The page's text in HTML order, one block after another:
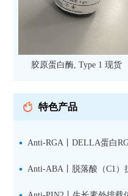
胶原蛋白酶, Type 1 现货
特色产品
Anti-RGA丨DELLA蛋白
键抑制因子
Anti-ABA丨脱落酸（C1